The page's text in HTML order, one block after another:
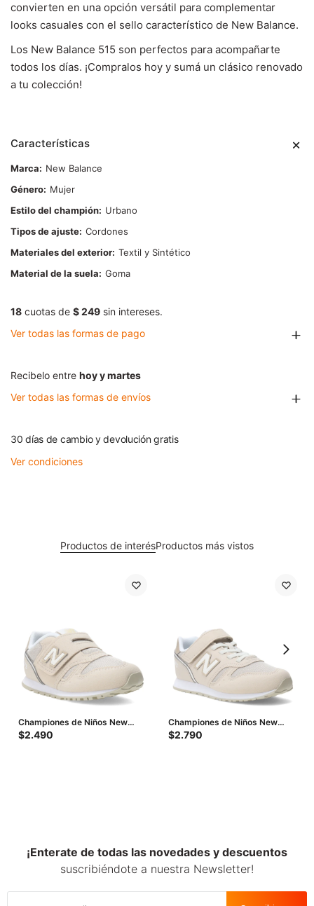
convierten en una opción versátil para complementar
looks casuales con el sello característico de New Balance.
Los New Balance 515 son perfectos para acompañarte
todos los días. ¡Compralos hoy y sumá un clásico renovado
a tu colección!
Características
Marca
New Balance
Género
Mujer
Estilo del champión
Urbano
Tipos de ajuste Cordones
Materiales del exterior Textil y Sintético
Material de la suela
Goma
18 cuotas de $ 249 sin intereses.
Ver todas las formas de pago
Recibelo entre hoy y martes
Ver todas las formas de envíos
30 días de cambio y devolución gratis
Ver condiciones
Productos de interésProductos más vistos
Championes de Niños New
Balance Life Style 373 Infantil -
$2.490
Championes de Niños New
Balance Life Style 373 - Beige
$2.790
¡Enterate de todas las novedades y descuentos
suscribiéndote a nuestra Newsletter!